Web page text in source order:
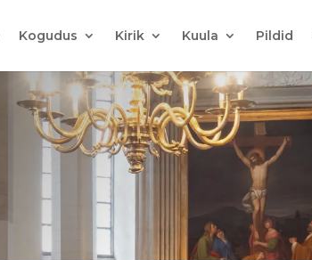
Kogudus Kirik Kuula Pildid